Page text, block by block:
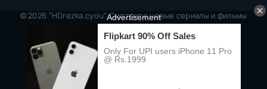
© 2026 "HDrezka.cyou" Смотрите новые сериалы и фильмы
Все права защищены, берегитесь пиратов.
Правообладателям